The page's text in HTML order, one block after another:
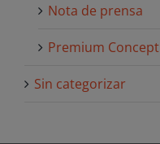
Nota de prensa
Premium Concept
Sin categorizar